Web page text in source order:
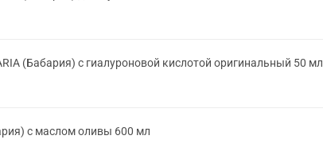
(Бабария) с гиалуроновой кислотой оригинальный 50 мл
с маслом оливы 600 мл